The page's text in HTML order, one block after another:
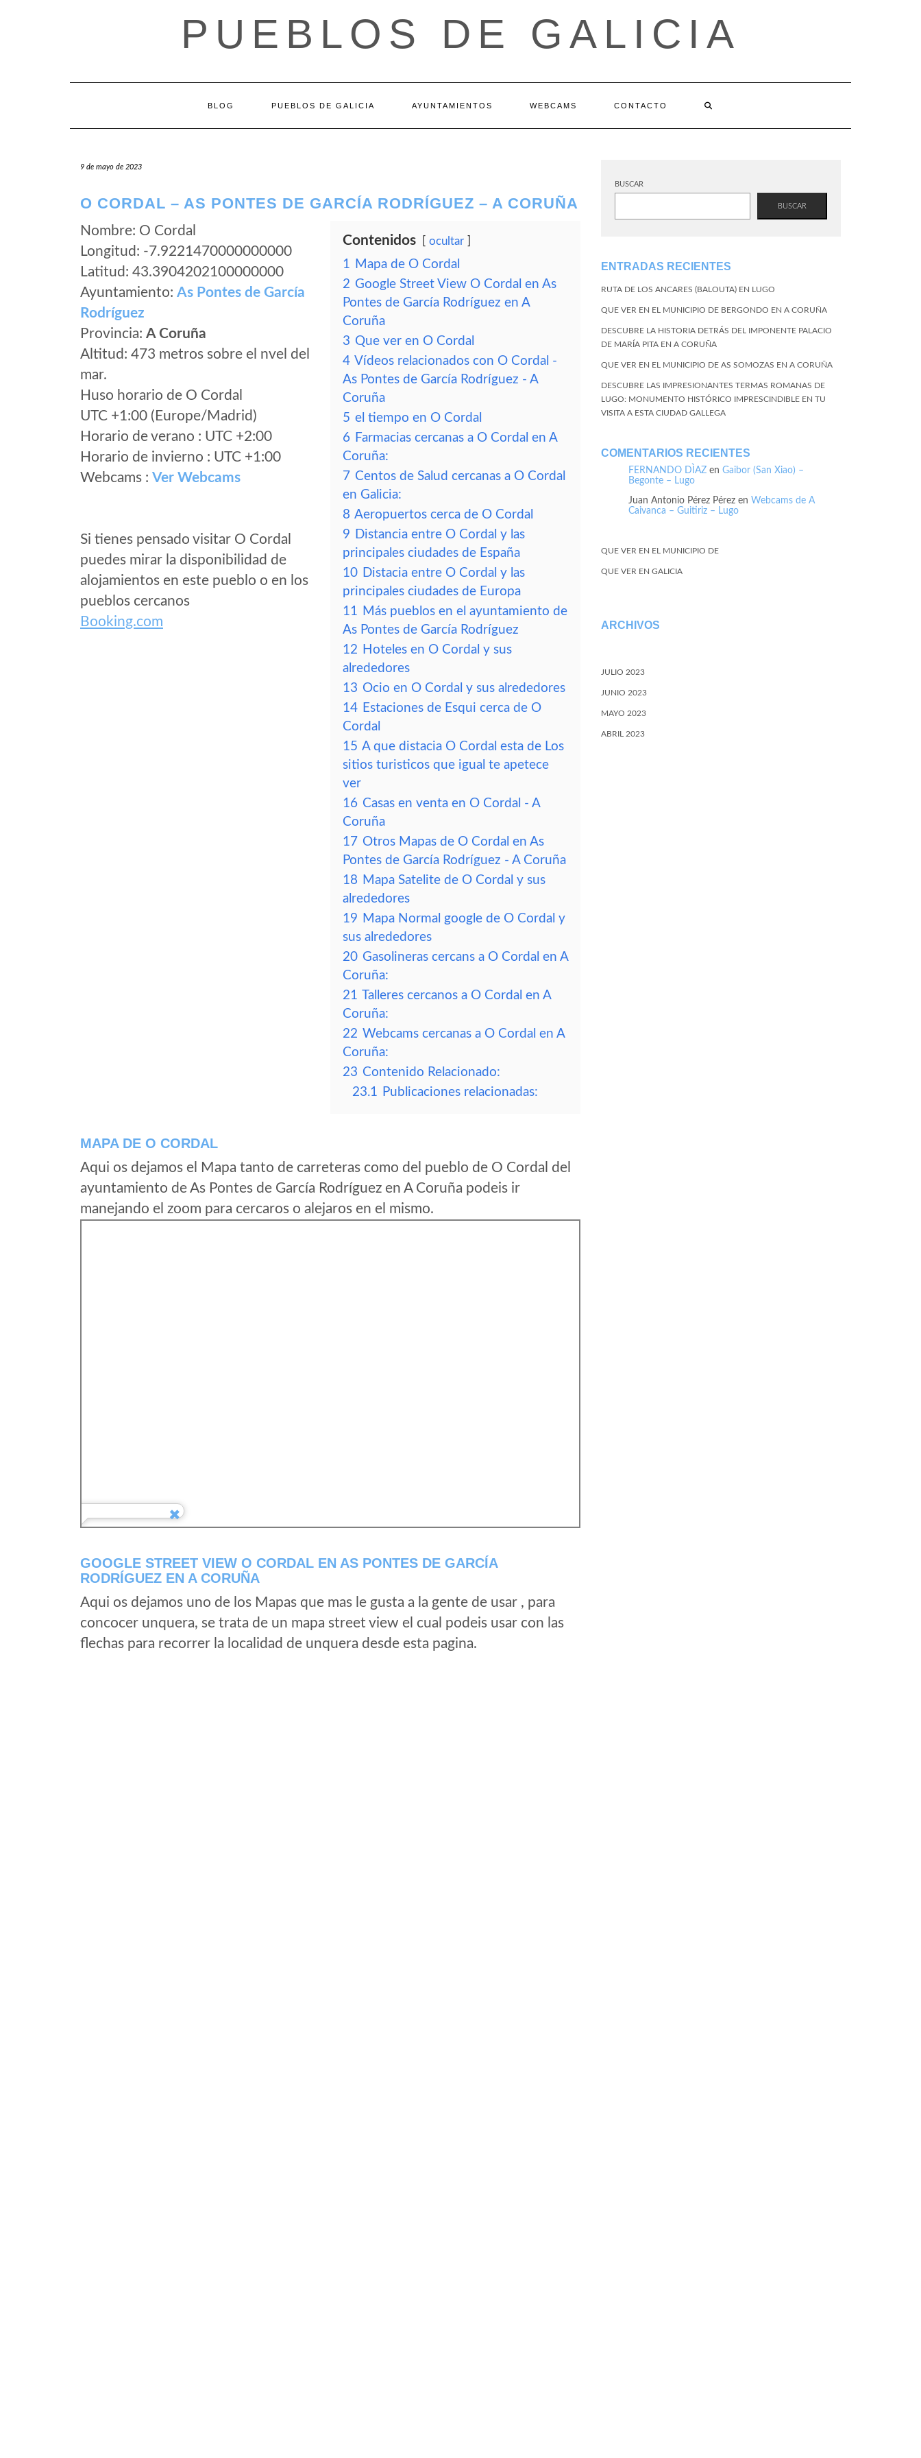
PUEBLOS DE GALICIA
BLOG PUEBLOS DE GALICIA AYUNTAMIENTOS WEBCAMS CONTACTO
9 de mayo de 2023
O CORDAL – AS PONTES DE GARCÍA RODRÍGUEZ – A CORUÑA
Nombre: O Cordal
Longitud: -7.9221470000000000
Latitud: 43.3904202100000000
Ayuntamiento: As Pontes de García
Rodríguez
Provincia: A Coruña
Altitud: 473 metros sobre el nvel del
mar.
Huso horario de O Cordal
UTC +1:00 (Europe/Madrid)
Horario de verano : UTC +2:00
Horario de invierno : UTC +1:00
Webcams : Ver Webcams
Si tienes pensado visitar O Cordal
puedes mirar la disponibilidad de
alojamientos en este pueblo o en los
pueblos cercanos
Booking.com
Contenidos ocultar
1 Mapa de O Cordal
2 Google Street View O Cordal en As
Pontes de García Rodríguez en A
Coruña
3 Que ver en O Cordal
4 Vídeos relacionados con O Cordal -
As Pontes de García Rodríguez - A
Coruña
5 el tiempo en O Cordal
6 Farmacias cercanas a O Cordal en A
Coruña:
7 Centos de Salud cercanas a O Cordal
en Galicia:
8 Aeropuertos cerca de O Cordal
9 Distancia entre O Cordal y las
principales ciudades de España
10 Distacia entre O Cordal y las
principales ciudades de Europa
11 Más pueblos en el ayuntamiento de
As Pontes de García Rodríguez
12 Hoteles en O Cordal y sus
alrededores
13 Ocio en O Cordal y sus alrededores
14 Estaciones de Esqui cerca de O
Cordal
15 A que distacia O Cordal esta de Los
sitios turisticos que igual te apetece
ver
16 Casas en venta en O Cordal - A
Coruña
17 Otros Mapas de O Cordal en As
Pontes de García Rodríguez - A Coruña
18 Mapa Satelite de O Cordal y sus
alrededores
19 Mapa Normal google de O Cordal y
sus alrededores
20 Gasolineras cercans a O Cordal en A
Coruña:
21 Talleres cercanos a O Cordal en A
Coruña:
22 Webcams cercanas a O Cordal en A
Coruña:
23 Contenido Relacionado:
23.1 Publicaciones relacionadas:
MAPA DE O CORDAL
Aqui os dejamos el Mapa tanto de carreteras como del pueblo de O Cordal del
ayuntamiento de As Pontes de García Rodríguez en A Coruña podeis ir
manejando el zoom para cercaros o alejaros en el mismo.
GOOGLE STREET VIEW O CORDAL EN AS PONTES DE GARCÍA
RODRÍGUEZ EN A CORUÑA
Aqui os dejamos uno de los Mapas que mas le gusta a la gente de usar , para
concocer unquera, se trata de un mapa street view el cual podeis usar con las
flechas para recorrer la localidad de unquera desde esta pagina.
BUSCAR
BUSCAR
ENTRADAS RECIENTES
RUTA DE LOS ANCARES (BALOUTA) EN LUGO
QUE VER EN EL MUNICIPIO DE BERGONDO EN A CORUÑA
DESCUBRE LA HISTORIA DETRÁS DEL IMPONENTE PALACIO
DE MARÍA PITA EN A CORUÑA
QUE VER EN EL MUNICIPIO DE AS SOMOZAS EN A CORUÑA
DESCUBRE LAS IMPRESIONANTES TERMAS ROMANAS DE
LUGO: MONUMENTO HISTÓRICO IMPRESCINDIBLE EN TU
VISITA A ESTA CIUDAD GALLEGA
COMENTARIOS RECIENTES
FERNANDO DÌAZ en Gaibor (San Xiao) –
Begonte – Lugo
Juan Antonio Pérez Pérez en Webcams de A
Caivanca – Guitiriz – Lugo
QUE VER EN EL MUNICIPIO DE
QUE VER EN GALICIA
ARCHIVOS
JULIO 2023
JUNIO 2023
MAYO 2023
ABRIL 2023